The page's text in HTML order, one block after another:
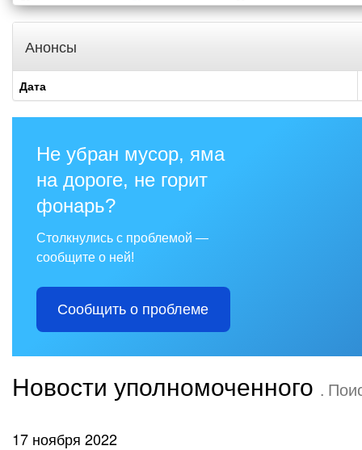
Анонсы
Дата
Не убран мусор, яма
на дороге, не горит
фонарь?
Столкнулись с проблемой —
сообщите о ней!
Сообщить о проблеме
Новости уполномоченного .
17 ноября 2022